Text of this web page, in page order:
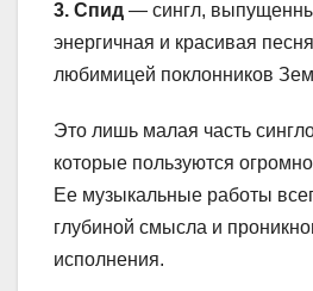
3. Спид — сингл,
энергичная и красивая
любимицей поклонников
Это лишь малая часть
которые пользуются
Ее музыкальные работы
глубиной смысла и
исполнения.